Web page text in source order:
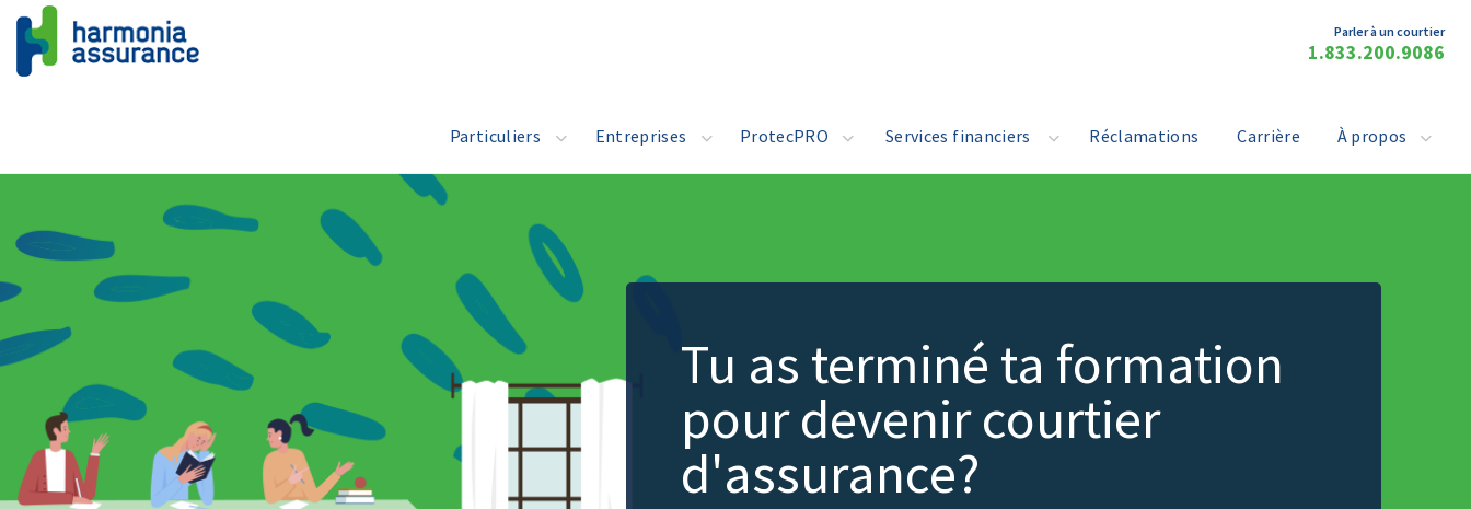
Particuliers Entreprises ProtecPRO Services financiers Réclamations Carrière À propos
Parler à un courtier
1.833.200.9086
Tu as terminé ta formation
pour devenir courtier
d'assurance?